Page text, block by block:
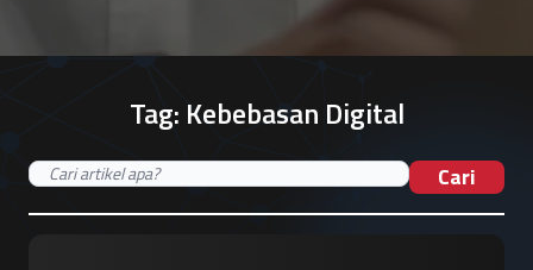
Tag: Kebebasan Digital
Cari